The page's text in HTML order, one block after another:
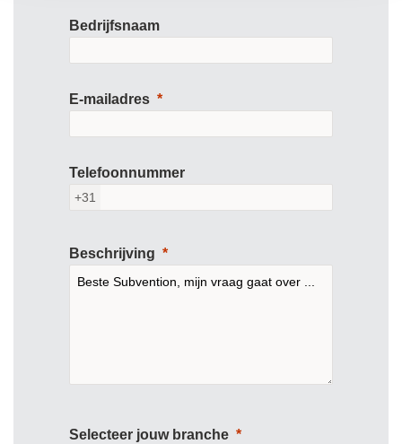
Bedrijfsnaam
E-mailadres
Telefoonnummer
+31
Beschrijving
Selecteer jouw branche